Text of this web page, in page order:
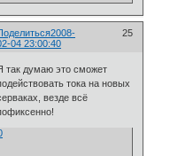
25
2008-
04 23:00:40
так думаю это сможет
тока на новых
везде всё